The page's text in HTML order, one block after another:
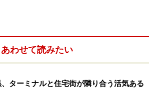
あわせて読みたい
、ターミナルと住宅街が隣り合う活気ある